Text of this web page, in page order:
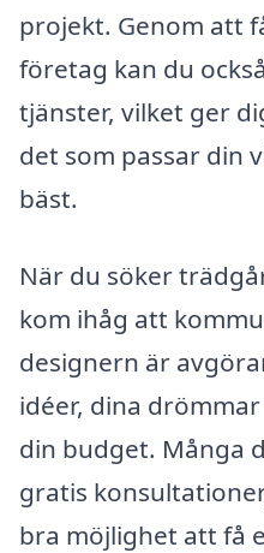
projekt. Genom att
företag kan du
tjänster, vilket ger
det som passar din
bäst.
När du söker
kom ihåg att
designern är
idéer, dina
din budget. Många
gratis
bra möjlighet att få